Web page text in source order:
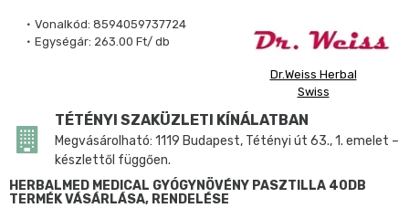
Vonalkód: 8594059737724
Egységár: 263.00 Ft/ db
Dr.Weiss Herbal
Swiss
TÉTÉNYI SZAKÜZLETI KÍNÁLATBAN
Megvásárolható: 1119 Budapest, Tétényi út 63., 1. emelet –
készlettől függően.
HERBALMED MEDICAL GYÓGYNÖVÉNY PASZTILLA 40DB
TERMÉK VÁSÁRLÁSA, RENDELÉSE